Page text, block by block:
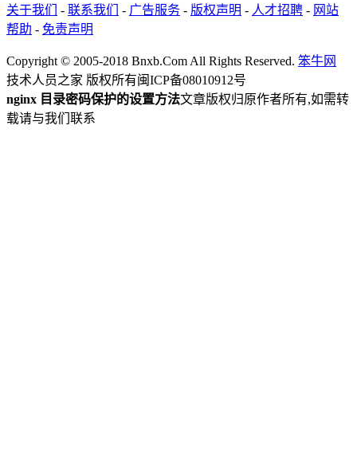
关于我们 - 联系我们 - 广告服务 - 版权声明 - 人才招聘 - 网站
帮助 - 免责声明
Copyright © 2005-2018 Bnxb.Com All Rights Reserved. 笨牛网
技术人员之家 版权所有闽ICP备08010912号
nginx 目录密码保护的设置方法文章版权归原作者所有,如需转
载请与我们联系